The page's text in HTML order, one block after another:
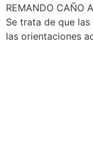
REMANDO CAÑO
Se trata de que
las orientaciones